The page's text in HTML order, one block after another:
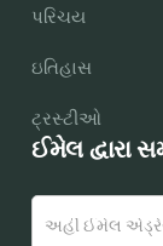
પરિચય
ઇતિહાસ
ટ્રસ્ટીઓ
ઈમેલ દ્વારા